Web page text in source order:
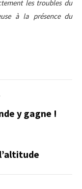
les troubles du
à la présence du
y gagne !